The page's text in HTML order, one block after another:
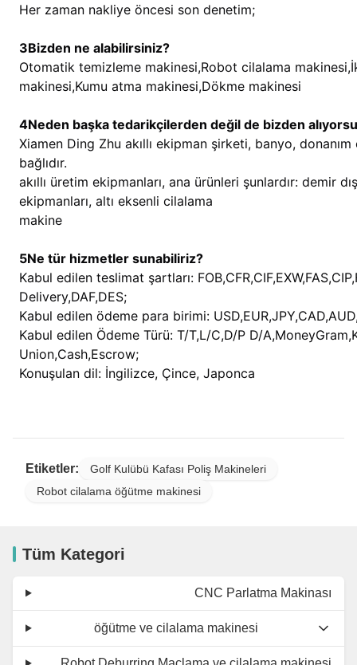
Her zaman nakliye öncesi son denetim;
3Bizden ne alabilirsiniz?
Otomatik temizleme makinesi,Robot cilalama
makinesi,Kumu atma makinesi,Dökme makinesi
4Neden başka tedarikçilerden değil de bizden
Xiamen Ding Zhu akıllı ekipman şirketi, banyo,
bağlıdır.
akıllı üretim ekipmanları, ana ürünleri şunlardır: demir
ekipmanları, altı eksenli cilalama
makine
5Ne tür hizmetler sunabiliriz?
Kabul edilen teslimat şartları:
Delivery,DAF,DES;
Kabul edilen ödeme para birimi:
Kabul edilen Ödeme Türü: T/T,L/C,D/P D/
Union,Cash,Escrow;
Konuşulan dil: İngilizce, Çince, Japonca
Etiketler:
Golf Kulübü Kafası Poliş Makineleri
Robot cilalama öğütme makinesi
Tüm Kategori
CNC Parlatma Makinası
öğütme ve cilalama makinesi